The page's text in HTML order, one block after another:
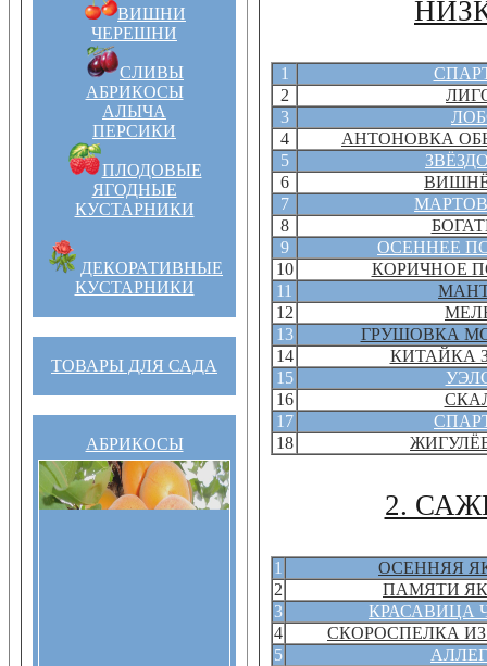
ВИШНИ
ЧЕРЕШНИ
СЛИВЫ
АБРИКОСЫ
АЛЫЧА
ПЕРСИКИ
ПЛОДОВЫЕ
ЯГОДНЫЕ
КУСТАРНИКИ
ДЕКОРАТИВНЫЕ
КУСТАРНИКИ
ТОВАРЫ ДЛЯ САДА
АБРИКОСЫ
1
2
3
4
АНТОНОВКА
5
6
7
8
9
ОСЕННЕЕ
10
КОРИЧНОЕ
11
12
13
ГРУШОВКА
14
КИТАЙКА
15
16
17
18
2.
1
ОСЕННЯЯ
2
ПАМЯТИ
3
КРАСАВИЦА
4
СКОРОСПЕЛКА
5